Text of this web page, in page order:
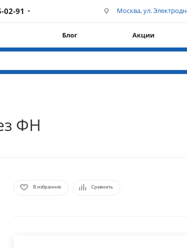
02-91 Москва, ул.
Блог Акции
ФН
В избранное Сравнить